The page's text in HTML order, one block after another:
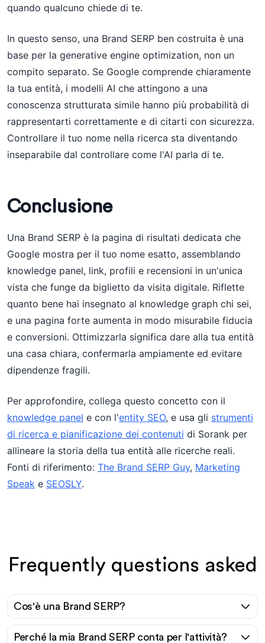
quando qualcuno chiede di te.
In questo senso, una Brand SERP ben costruita è una
base per la generative engine optimization, non un
compito separato. Se Google comprende chiaramente
la tua entità, i modelli AI che attingono a una
conoscenza strutturata simile hanno più probabilità di
rappresentarti correttamente e di citarti con sicurezza.
Controllare il tuo nome nella ricerca sta diventando
inseparabile dal controllare come l'AI parla di te.
Conclusione
Una Brand SERP è la pagina di risultati dedicata che
Google mostra per il tuo nome esatto, assemblando
knowledge panel, link, profili e recensioni in un'unica
vista che funge da biglietto da visita digitale. Riflette
quanto bene hai insegnato al knowledge graph chi sei,
e una pagina forte aumenta in modo misurabile fiducia
e conversioni. Ottimizzarla significa dare alla tua entità
una casa chiara, confermarla ampiamente ed evitare
dipendenze fragili.
Per approfondire, collega questo concetto con il
knowledge panel e con l'entity SEO, e usa gli strumenti
di ricerca e pianificazione dei contenuti di Sorank per
allineare la storia della tua entità alle ricerche reali.
Fonti di riferimento: The Brand SERP Guy, Marketing
Speak e SEOSLY.
Frequently questions asked
Cos'è una Brand SERP?
Perché la mia Brand SERP conta per l'attività?